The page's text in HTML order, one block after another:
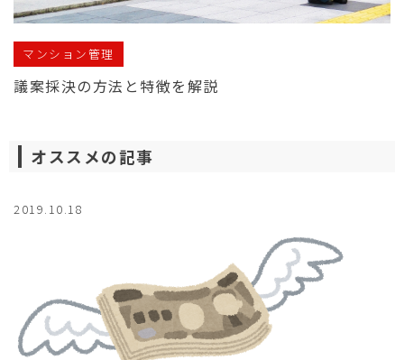
マンション管理
議案採決の方法と特徴を解説
オススメの記事
2019.10.18